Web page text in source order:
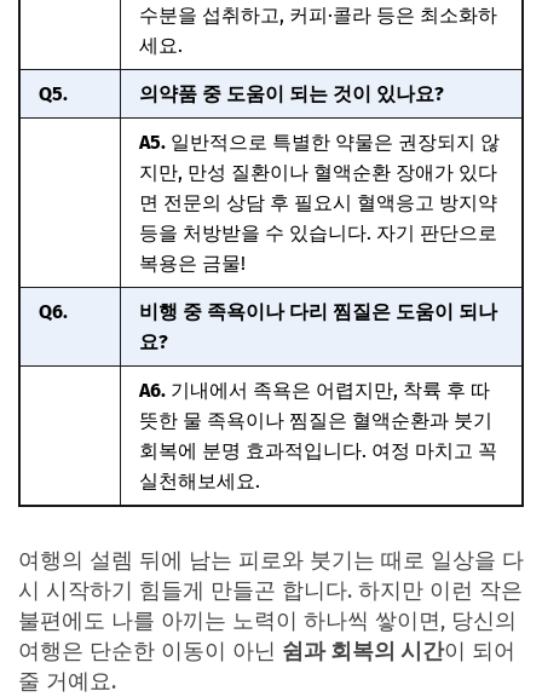
수분을 섭취하고, 커피·콜라 등은 최소화하
세요.
Q5. 의약품 중 도움이 되는 것이 있나요?
A5. 일반적으로 특별한 약물은 권장되지 않
지만, 만성 질환이나 혈액순환 장애가 있다
면 전문의 상담 후 필요시 혈액응고 방지약
등을 처방받을 수 있습니다. 자기 판단으로
복용은 금물!
Q6.
비행 중 족욕이나 다리 찜질은 도움이 되나
요?
A6. 기내에서 족욕은 어렵지만, 착륙 후 따
뜻한 물 족욕이나 찜질은 혈액순환과 붓기
회복에 분명 효과적입니다. 여정 마치고 꼭
실천해보세요.
여행의 설렘 뒤에 남는 피로와 붓기는 때로 일상을 다
시 시작하기 힘들게 만들곤 합니다. 하지만 이런 작은
불편에도 나를 아끼는 노력이 하나씩 쌓이면, 당신의
여행은 단순한 이동이 아닌 쉼과 회복의 시간이 되어
줄 거예요.